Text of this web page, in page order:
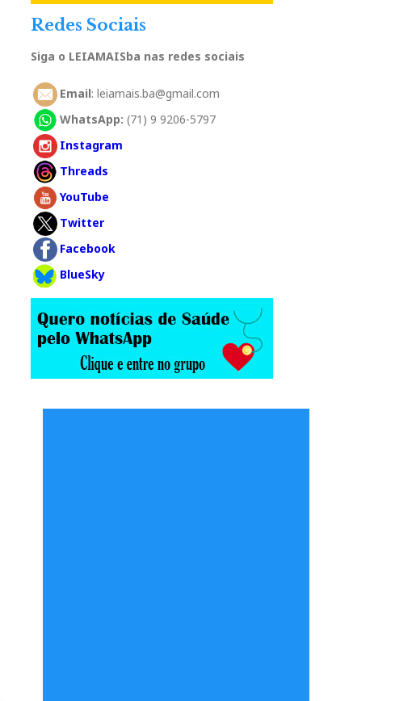
Redes Sociais
Siga o LEIAMAISba nas redes sociais
Email: leiamais.ba@gmail.com
WhatsApp: (71) 9 9206-5797
Instagram
Threads
YouTube
Twitter
Facebook
BlueSky